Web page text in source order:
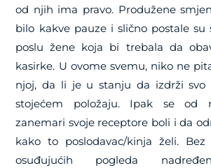
od njih ima pravo. Produžene
bilo kakve pauze i slično postale su
poslu žene koja bi trebala da
kasirke. U ovome svemu, niko ne
njoj, da li je u stanju da izdrži svo
stojećem položaju. Ipak se od
zanemari svoje receptore boli i da
kako to poslodavac/kinja želi.
osuđujućih pogleda